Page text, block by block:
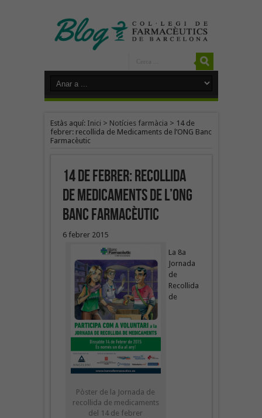
Estàs aquí: Inici > Notícies farmàcia > 14 de
febrer: recollida de Medicaments de l’ONG Banc
Farmacèutic
14 de febrer: recollida
de Medicaments de l’ONG
Banc Farmacèutic
6 febrer 2015
Pòster de la Jornada de
recollida de medicaments
del 14 de febrer
La 8a
Jornada
de
Recollida
de